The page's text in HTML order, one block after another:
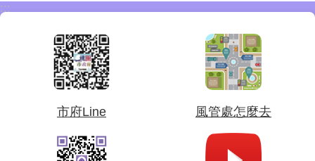
:::
市府Line 風管處怎麼去